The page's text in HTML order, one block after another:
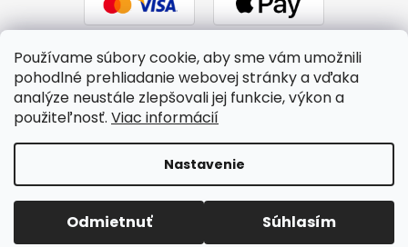
Používame súbory cookie, aby sme vám umožnili
pohodlné prehliadanie webovej stránky a vďaka
analýze neustále zlepšovali jej funkcie, výkon a
použiteľnosť. Viac informácií
Nastavenie
Odmietnuť Súhlasím
Copyright 2026BTPS.sk. Všetky práva vyhradené.Upraviť
nastavenie cookies